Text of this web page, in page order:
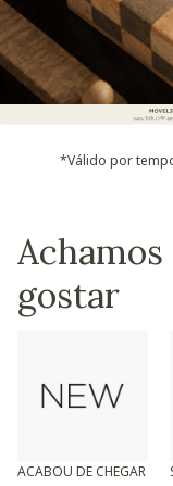
*Válido por
gostar
ACABOU DE CHEGAR